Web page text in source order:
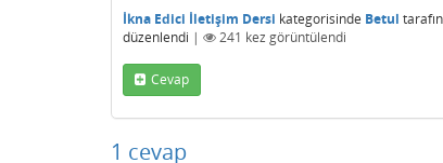
İkna Edici İletişim Dersi kategorisinde Betul
düzenlendi | 241 kez görüntülendi
Cevap
1 cevap